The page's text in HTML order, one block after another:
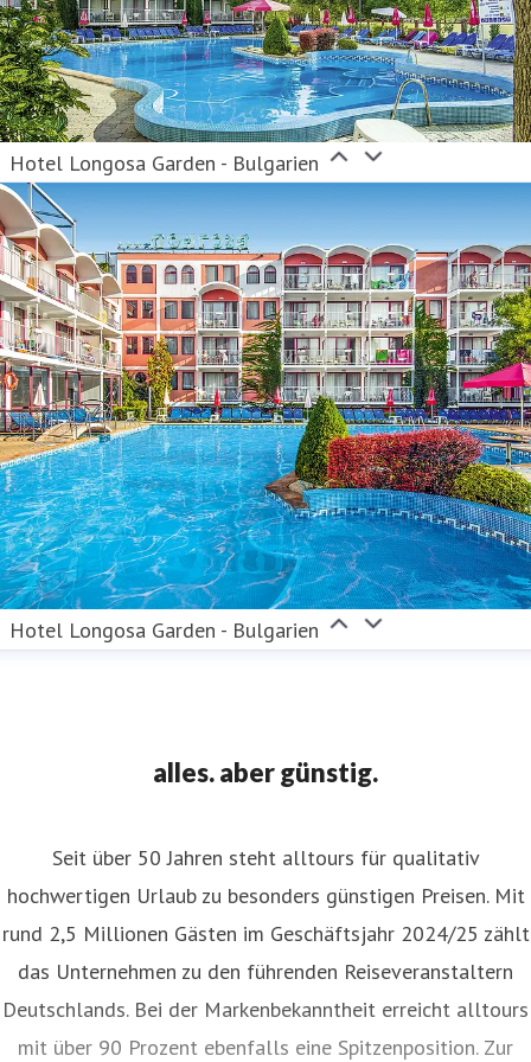
Hotel Longosa Garden - Bulgarien
Hotel Longosa Garden - Bulgarien
alles. aber günstig.
Seit über 50 Jahren steht alltours für qualitativ
hochwertigen Urlaub zu besonders günstigen Preisen. Mit
rund 2,5 Millionen Gästen im Geschäftsjahr 2024/25 zählt
das Unternehmen zu den führenden Reiseveranstaltern
Deutschlands. Bei der Markenbekanntheit erreicht alltours
mit über 90 Prozent ebenfalls eine Spitzenposition. Zur